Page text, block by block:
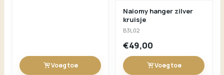
Voeg toe
Naiomy hanger zilver
kruisje
B3L02
€49,00
Voeg toe